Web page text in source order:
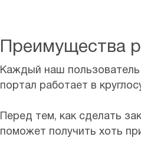
Преимущества
Каждый наш
портал работает в
Перед тем, как сделать
поможет получить хоть